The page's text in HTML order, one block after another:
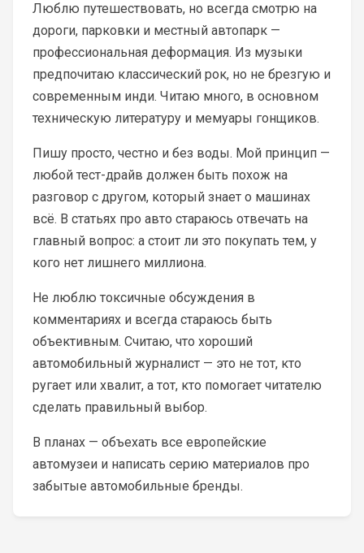
Люблю путешествовать, но всегда смотрю на
дороги, парковки и местный автопарк —
профессиональная деформация. Из музыки
предпочитаю классический рок, но не брезгую и
современным инди. Читаю много, в основном
техническую литературу и мемуары гонщиков.
Пишу просто, честно и без воды. Мой принцип —
любой тест-драйв должен быть похож на
разговор с другом, который знает о машинах
всё. В статьях про авто стараюсь отвечать на
главный вопрос: а стоит ли это покупать тем, у
кого нет лишнего миллиона.
Не люблю токсичные обсуждения в
комментариях и всегда стараюсь быть
объективным. Считаю, что хороший
автомобильный журналист — это не тот, кто
ругает или хвалит, а тот, кто помогает читателю
сделать правильный выбор.
В планах — объехать все европейские
автомузеи и написать серию материалов про
забытые автомобильные бренды.